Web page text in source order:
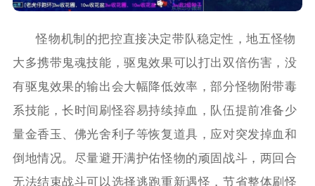
怪物机制的把控直接决定带队稳定性，地五怪物
大多携带鬼魂技能，驱鬼效果可以打出双倍伤害，没
有驱鬼效果的输出会大幅降低效率，部分怪物附带毒
系技能，长时间刷怪容易持续掉血，队伍提前准备少
量金香玉、佛光舍利子等恢复道具，应对突发掉血和
倒地情况。尽量避开满护佑怪物的顽固战斗，两回合
无法结束战斗可以选择逃跑重新遇怪，节省整体刷怪